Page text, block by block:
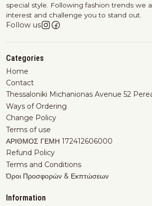
special style. Following fashion trends we
interest and challenge you to stand out.
Follow us
Categories
Home
Contact
Thessaloniki Michanionas Avenue 52
Ways of Ordering
Change Policy
Terms of use
ΑΡΙΘΜΟΣ ΓΕΜΗ 172412606000
Refund Policy
Terms and Conditions
Όροι Προσφορών & Εκπτώσεων
Information